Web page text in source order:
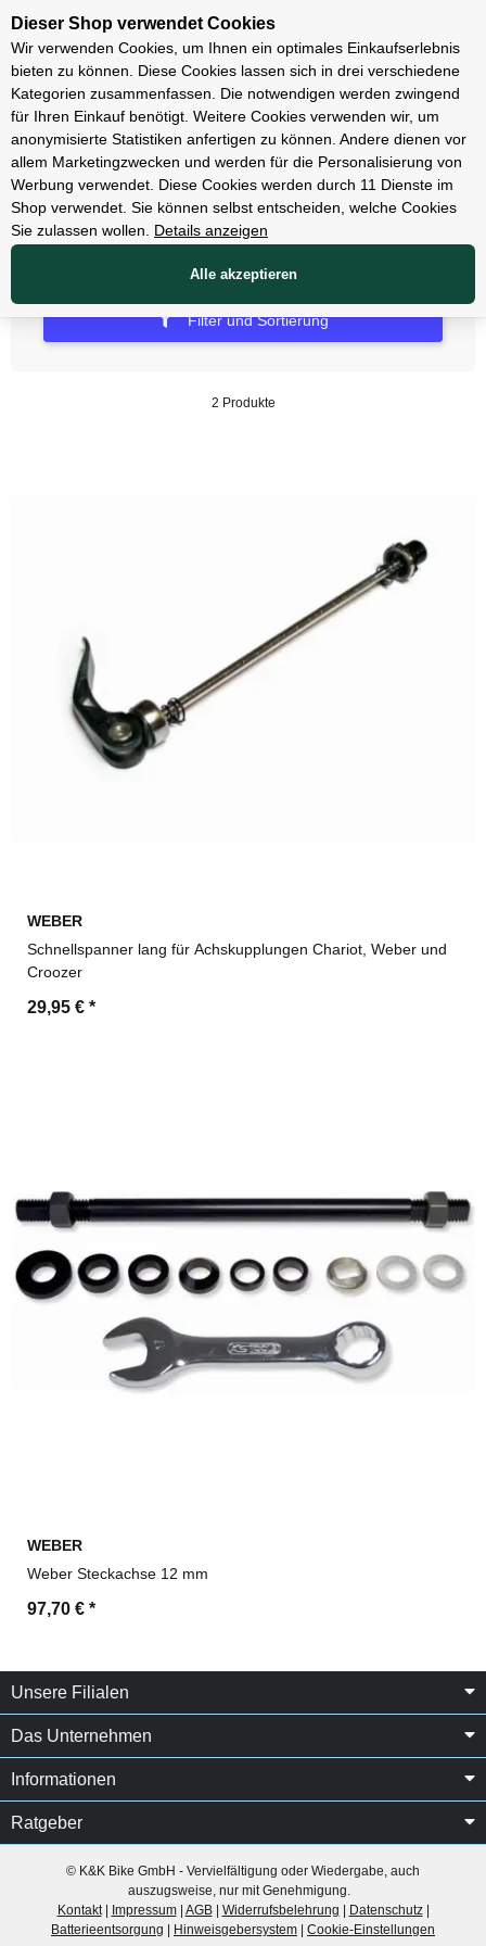
Unsere Filialen
Weber
Filter und Sortierung
2 Produkte
WEBER
Schnellspanner lang für Achskupplungen Chariot, Weber und
Croozer
29,95 € *
WEBER
Weber Steckachse 12 mm
97,70 € *
Unsere Filialen
Das Unternehmen
Informationen
Ratgeber
© K&K Bike GmbH - Vervielfältigung oder Wiedergabe, auch
auszugsweise, nur mit Genehmigung.
Kontakt| Impressum| AGB| Widerrufsbelehrung | Datenschutz|
Batterieentsorgung | Hinweisgebersystem | Cookie-Einstellungen
Dieser Shop verwendet Cookies
Wir verwenden Cookies, um Ihnen ein optimales Einkaufserlebnis
bieten zu können. Diese Cookies lassen sich in drei verschiedene
Kategorien zusammenfassen. Die notwendigen werden zwingend
für Ihren Einkauf benötigt. Weitere Cookies verwenden wir, um
anonymisierte Statistiken anfertigen zu können. Andere dienen vor
allem Marketingzwecken und werden für die Personalisierung von
Werbung verwendet. Diese Cookies werden durch 11 Dienste im
Shop verwendet. Sie können selbst entscheiden, welche Cookies
Sie zulassen wollen.
Details anzeigen
Alle akzeptieren